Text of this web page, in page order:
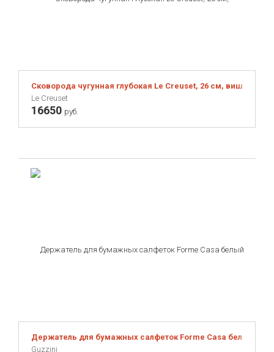
Сковорода чугунная глубокая Le Creuset, 26 см, вишневая
Le Creuset
16650 руб.
Держатель для бумажных салфеток Forme Casa белый
Guzzini